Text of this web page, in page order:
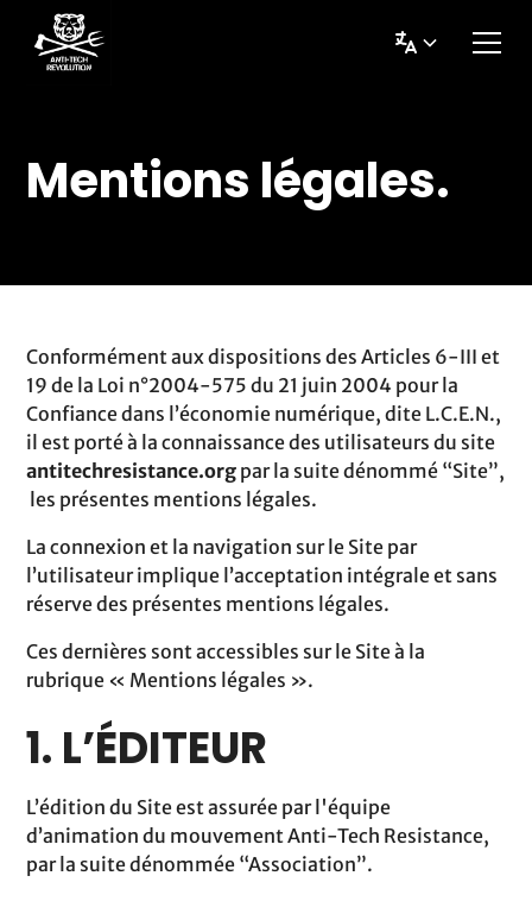
Mentions légales.
Conformément aux dispositions des Articles 6-III et
19 de la Loi n°2004-575 du 21 juin 2004 pour la
Confiance dans l’économie numérique, dite L.C.E.N.,
il est porté à la connaissance des utilisateurs du site
antitechresistance.org par la suite dénommé “Site”,
les présentes mentions légales.
La connexion et la navigation sur le Site par
l’utilisateur implique l’acceptation intégrale et sans
réserve des présentes mentions légales.
Ces dernières sont accessibles sur le Site à la
rubrique « Mentions légales ».
1. L’ÉDITEUR
L’édition du Site est assurée par l'équipe
d’animation du mouvement Anti-Tech Resistance,
par la suite dénommée “Association”.